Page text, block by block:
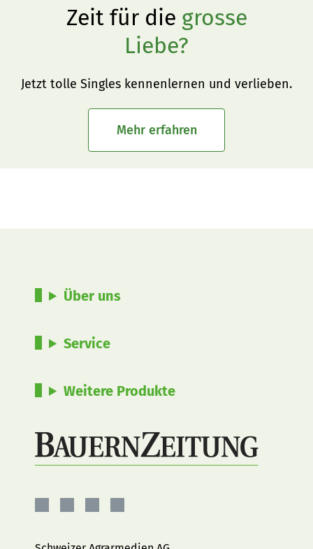
Zeit für die grosse
Liebe?
Jetzt tolle Singles kennenlernen und verlieben.
Mehr erfahren
Über uns
Service
Weitere Produkte
Facebook
Instagram
YouTubeLinkedIn